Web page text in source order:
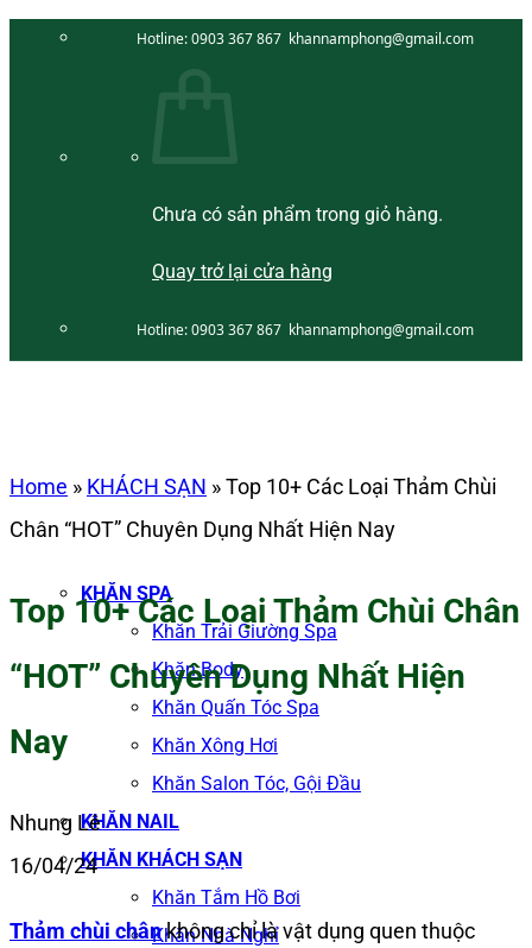
Hotline:0903 367 867 khannamphong@gmail.com
Chưa có sản phẩm trong giỏ hàng.
Quay trở lại cửa hàng
Hotline:0903 367 867 khannamphong@gmail.com
KHĂN SPA
Khăn Trải Giường Spa
Khăn Body
Khăn Quấn Tóc Spa
Khăn Xông Hơi
Khăn Salon Tóc, Gội Đầu
KHĂN NAIL
KHĂN KHÁCH SẠN
Khăn Tắm Hồ Bơi
Khăn Nhà Nghỉ
Home » KHÁCH SẠN »Top 10+ Các Loại Thảm Chùi
Chân “HOT” Chuyên Dụng Nhất Hiện Nay
Top 10+ Các Loại Thảm Chùi Chân
“HOT” Chuyên Dụng Nhất Hiện
Nay
Nhung Lê
16/04/24
Thảm chùi chânkhông chỉ là vật dụng quen thuộc